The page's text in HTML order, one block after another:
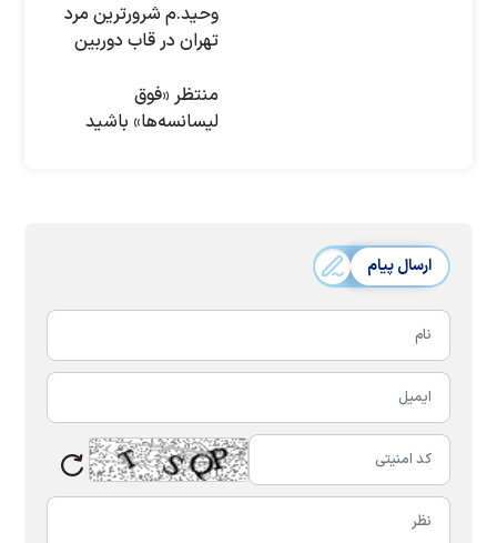
وحید.م شرورترین مرد
تهران در قاب دوربین
منتظر «فوق
لیسانسه‌ها» باشید
ارسال پیام